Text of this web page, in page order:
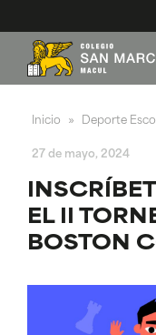
Inicio » Deporte
27 de mayo, 2024
EL II
BOSTON